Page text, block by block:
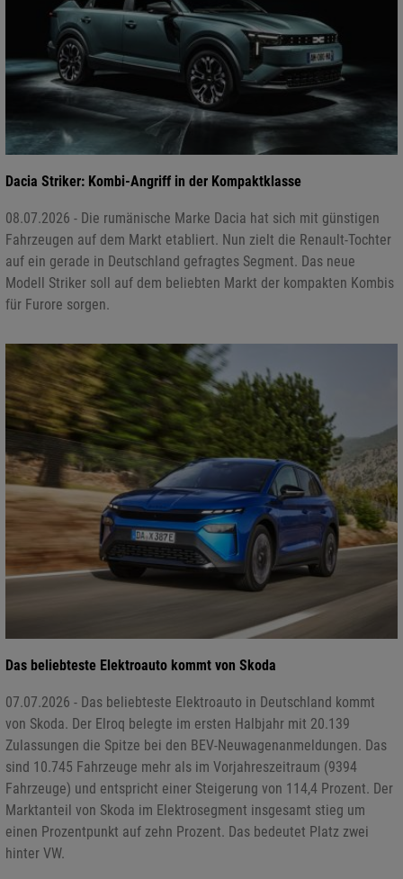
Dacia Striker: Kombi-Angriff in der Kompaktklasse
08.07.2026 - Die rumänische Marke Dacia hat sich mit günstigen
Fahrzeugen auf dem Markt etabliert. Nun zielt die Renault-Tochter
auf ein gerade in Deutschland gefragtes Segment. Das neue
Modell Striker soll auf dem beliebten Markt der kompakten Kombis
für Furore sorgen.
Das beliebteste Elektroauto kommt von Skoda
07.07.2026 - Das beliebteste Elektroauto in Deutschland kommt
von Skoda. Der Elroq belegte im ersten Halbjahr mit 20.139
Zulassungen die Spitze bei den BEV-Neuwagenanmeldungen. Das
sind 10.745 Fahrzeuge mehr als im Vorjahreszeitraum (9394
Fahrzeuge) und entspricht einer Steigerung von 114,4 Prozent. Der
Marktanteil von Skoda im Elektrosegment insgesamt stieg um
einen Prozentpunkt auf zehn Prozent. Das bedeutet Platz zwei
hinter VW.